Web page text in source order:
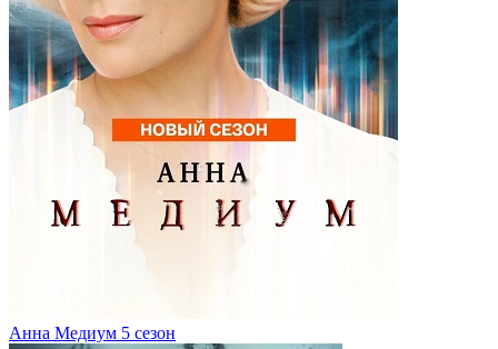
Анна Медиум 5 сезон